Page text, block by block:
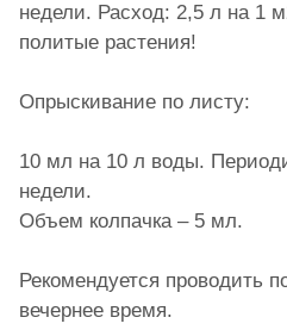
недели. Расход: 2,5 л на 1
политые растения!
Опрыскивание по листу:
10 мл на 10 л воды.
недели.
Объем колпачка – 5 мл.
Рекомендуется проводить
вечернее время.